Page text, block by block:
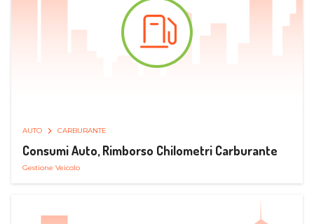
AUTO CARBURANTE
Consumi Auto, Rimborso Chilometri Carburante
Gestione Veicolo